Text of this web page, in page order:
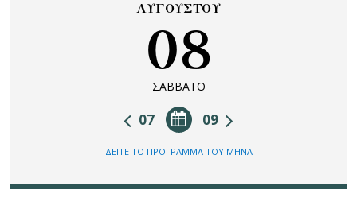
ΑΥΓΟΥΣΤΟΥ
08
ΣΑΒΒΑΤΟ
09
07
ΔΕΙΤΕ ΤΟ ΠΡΟΓΡΑΜΜΑ ΤΟΥ ΜΗΝΑ